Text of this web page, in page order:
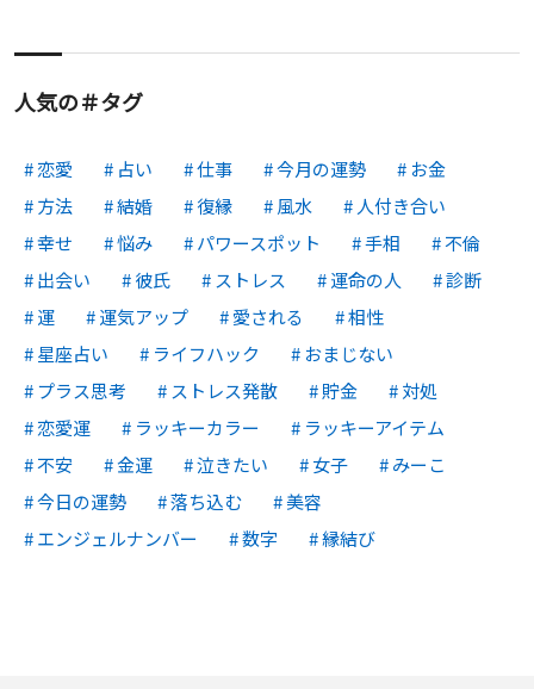
人気の＃タグ
恋愛 占い 仕事 今月の運勢
お金
方法
結婚 復縁 風水
人付き合い
幸せ
悩み パワースポット 手相
不倫
出会い
彼氏 ストレス 運命の人
診断
運
運気アップ 愛される
相性
星座占い
ライフハック
おまじない
プラス思考
ストレス発散 貯金
対処
恋愛運
ラッキーカラー
ラッキーアイテム
不安
金運 泣きたい 女子
みーこ
今日の運勢
落ち込む
美容
エンジェルナンバー
数字 縁結び